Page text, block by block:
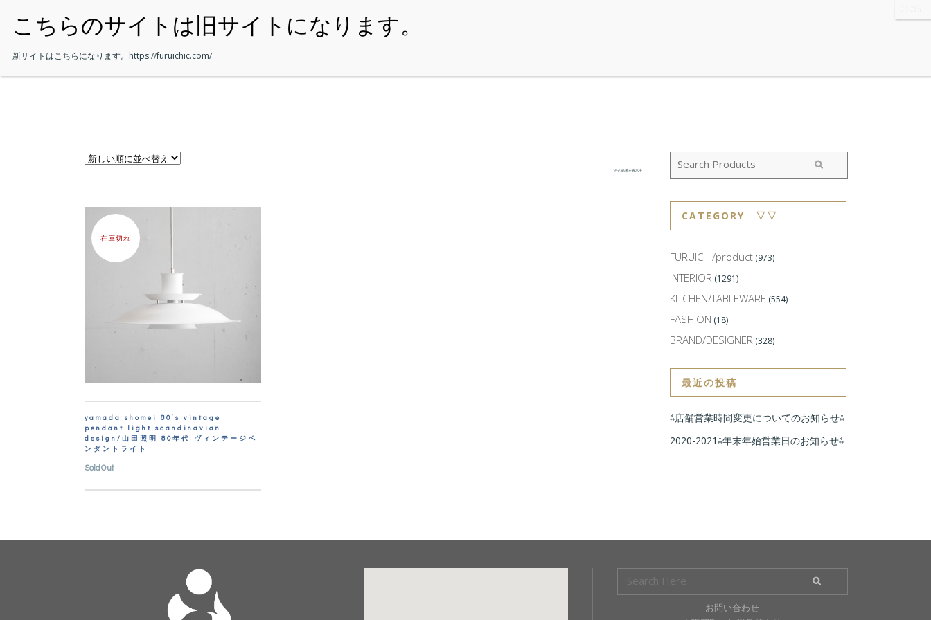
・HOME ・ITEM ・SHOPPING-GUIDE
1件の結果を表示中
在庫切れ
yamada shomei 80’s vintage
pendant light scandinavian
design/山田照明 80年代 ヴィンテージペ
ンダントライト
SoldOut
CATEGORY ▽▽
FURUICHI/product (973)
INTERIOR (1291)
KITCHEN/TABLEWARE (554)
FASHION (18)
BRAND/DESIGNER (328)
最近の投稿
⁂店舗営業時間変更についてのお知らせ⁂
2020-2021⁂年末年始営業日のお知らせ⁂
お問い合わせ
新サイトはこちらになります。 https://furuichic.com/